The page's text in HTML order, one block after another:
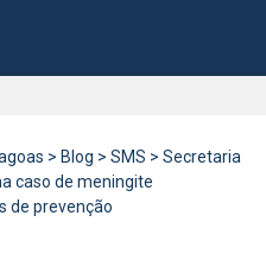
> Blog > SMS > Secretaria
caso de meningite
de prevenção